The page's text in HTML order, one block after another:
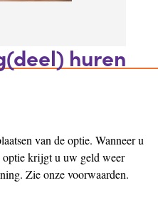
huren
van de optie. Wanneer u
optie krijgt u uw geld weer
Zie onze voorwaarden.